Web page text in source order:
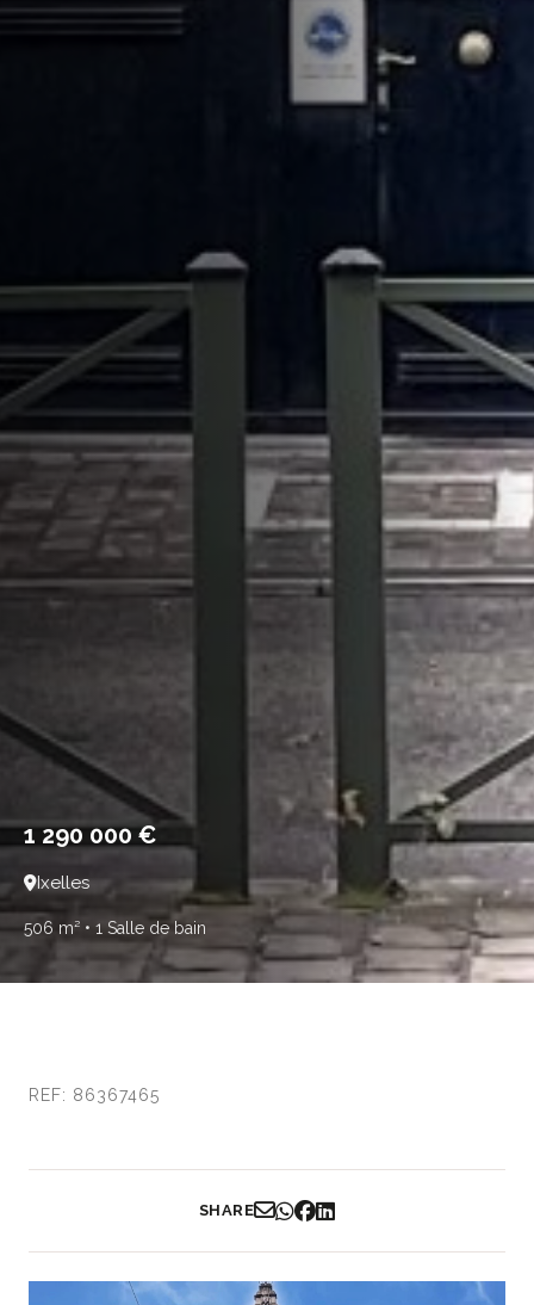
1 290 000 €
Ixelles
506 m² • 1 Salle de bain
REF: 86367465
SHARE
Partager par Email
Partager sur WhatsApp
Partager sur Facebook
Partager sur LinkedIn